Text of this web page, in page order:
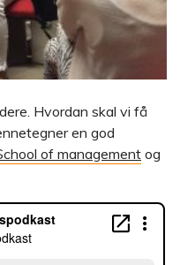
Hvordan skal vi få
en god
of managementog